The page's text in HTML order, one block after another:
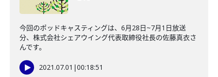
今回のポッドキャスティングは、6月28日~7月1日放送
分、株式会社シェアウイング代表取締役社長の佐藤真衣さ
んです。
2021.07.01 |00:18:51